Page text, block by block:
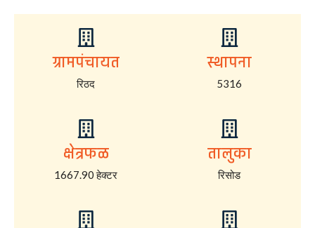
ग्रामपंचायत
रिठद
स्थापना
5316
क्षेत्रफळ
1667.90 हेक्टर
तालुका
रिसोड